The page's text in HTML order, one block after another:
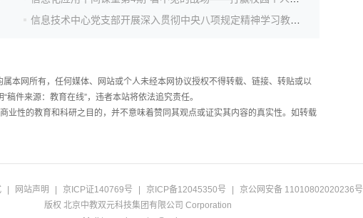
本网所有，任何媒体、网站或个人未经本网协议授权不得转载、链接、转贴或以
件来源：教育在线”，违者本站将依法追究责任。
性的教育和科研之目的，并不意味着赞同其观点或证实其内容的真实性。如转载
网站声明 京ICP证140769号 京ICP备12045350号
京公网安备 11010802020236号
版权 北京中教双元科技集团有限公司 Corporation